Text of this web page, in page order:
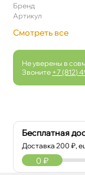
Бренд
Артикул
Смотреть все
Не уверены в
Звоните +7 (812)
Бесплатная
Доставка200 ₽,
0 ₽